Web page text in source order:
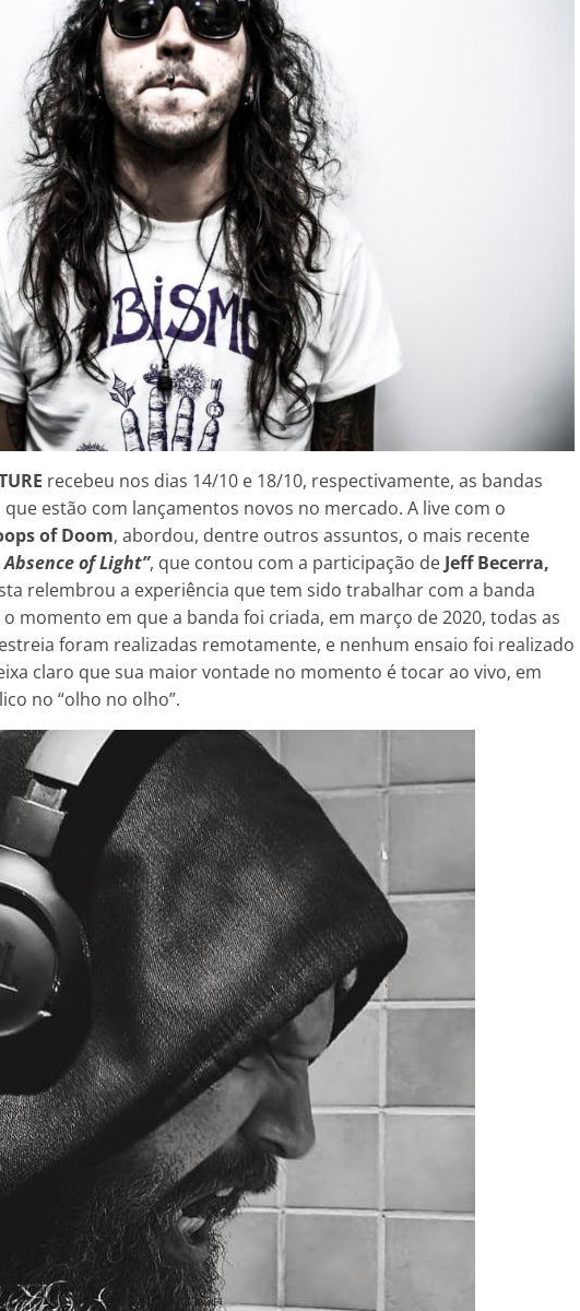
recebeu nos dias 14/10 e 18/10, respectivamente, as bandas
que estão com lançamentos novos no mercado. A live com o
of Doom, abordou, dentre outros assuntos, o mais recente
Absence of Light”, que contou com a participação deJeff Becerra,
relembrou a experiência que tem sido trabalhar com a banda
momento em que a banda foi criada, em março de 2020, todas as
foram realizadas remotamente, e nenhum ensaio foi realizado
claro que sua maior vontade no momento é tocar ao vivo, em
no “olho no olho”.